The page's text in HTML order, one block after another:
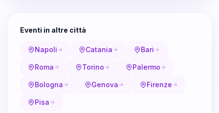
Eventi in altre città
Napoli Catania Bari
Roma Torino Palermo
Bologna Genova Firenze
Pisa